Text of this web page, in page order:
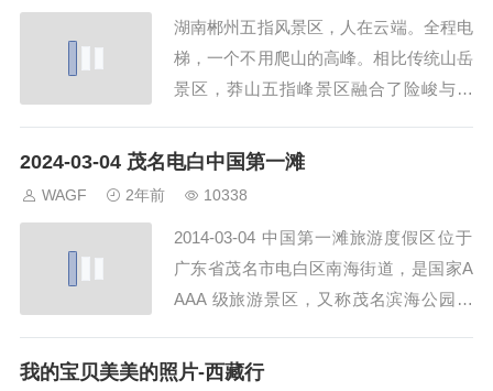
湖南郴州五指风景区，人在云端。全程电
梯，一个不用爬山的高峰。相比传统山岳
景区，莽山五指峰景区融合了险峻与包
顶赏景，颠覆了"登山必受累"的认知。莽
单线最长的观光缆车，还有扶手...
2024-03-04 茂名电白中国第一滩
WAGF 2年前 10338
2014-03-04 ‌中国第一滩旅游度假区‌位于‌
广东省茂名市电白区南海街道‌，是国家‌A
AAA 级旅游景区‌，又称‌茂名滨海公园‌，
带‌，门票‌免费‌开放 。‌中国第一滩位于广
我的宝贝美美的照片-西藏行